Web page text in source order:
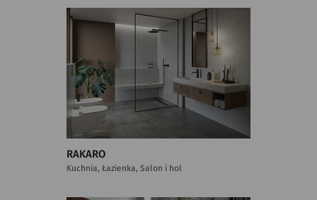
RAKARO
Kuchnia, Łazienka, Salon i hol